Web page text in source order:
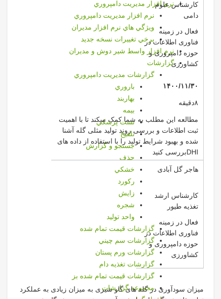
نرم افزار مديريت دامپروري
نرم افزار مديريت دامپروري
ويژگي هاي نرم افزار مديران
برخي تغييرات نسخه جديد
نرم افزار واسط شير دوش و مديران
گزارشات
گزارشات مديريت دامپروري
باروري
بهاربند
بيمه
تست پزشكي
تلقيح
جستجو و گزارش
حذف
خشكي
ركورد
زايش
شجره
واحد توليد
گزارشات قيمت تمام شده
گزارشات سم چيني
گزارشات ورم پستان
گزارشات تغذیه دام
گزارشات قیمت تمام شده بز
مجموعه گزارشات
کارشناس علوم
دامی
فعال در زمینه
فناوری اطلاعات در
حوزه دامپروری و
کشاورزی
۱۴۰۰/۱۱/۳۰
۸دقیقه
مطالعه این مطلب به شما کمک میکند تا با اهمیت
ثبت اطلاعات و بررسی روند تولید مثلی گله آشنا
شده و بهبود شرایط تولید را با استفاده از داده های
DHIبررسی کنید
هاجر گل آبادی
کارشناس ارشد
تغذیه طیور
فعال در زمینه
فناوری اطلاعات در
حوزه دامپروری و
کشاورزی
میزان سودآوری در گله های گاو شیری به میزان زیادی به عملکرد